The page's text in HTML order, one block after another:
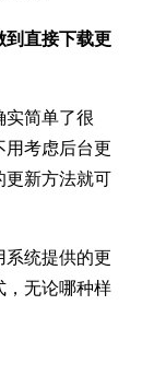
到直接下载更
实简单了很
用考虑后台更
更新方法就可
统提供的更
，无论哪种样